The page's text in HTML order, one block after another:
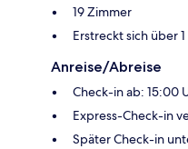
19 Zimmer
Erstreckt sich über
Anreise/Abreise
Check-in ab: 15:00
Express-Check-in
Später Check-in